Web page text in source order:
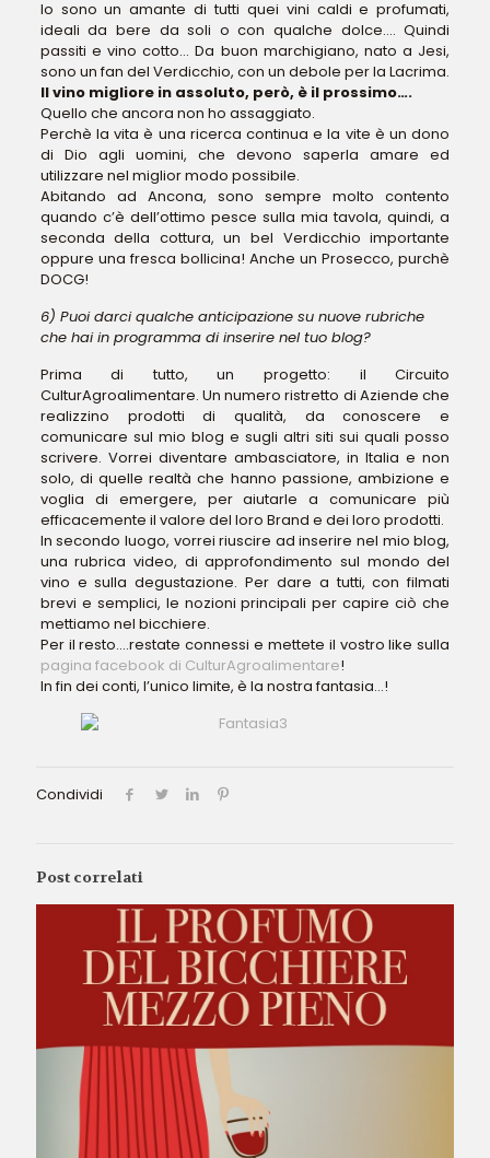
Io sono un amante di tutti quei vini caldi e profumati,
ideali da bere da soli o con qualche dolce…. Quindi
passiti e vino cotto… Da buon marchigiano, nato a Jesi,
sono un fan del Verdicchio, con un debole per la Lacrima.
Il vino migliore in assoluto, però, è il prossimo….
Quello che ancora non ho assaggiato.
Perchè la vita è una ricerca continua e la vite è un dono
di Dio agli uomini, che devono saperla amare ed
utilizzare nel miglior modo possibile.
Abitando ad Ancona, sono sempre molto contento
quando c’è dell’ottimo pesce sulla mia tavola, quindi, a
seconda della cottura, un bel Verdicchio importante
oppure una fresca bollicina! Anche un Prosecco, purchè
DOCG!
6) Puoi darci qualche anticipazione su nuove rubriche
che hai in programma di inserire nel tuo blog?
Prima di tutto, un progetto: il Circuito
CulturAgroalimentare. Un numero ristretto di Aziende che
realizzino prodotti di qualità, da conoscere e
comunicare sul mio blog e sugli altri siti sui quali posso
scrivere. Vorrei diventare ambasciatore, in Italia e non
solo, di quelle realtà che hanno passione, ambizione e
voglia di emergere, per aiutarle a comunicare più
efficacemente il valore del loro Brand e dei loro prodotti.
In secondo luogo, vorrei riuscire ad inserire nel mio blog,
una rubrica video, di approfondimento sul mondo del
vino e sulla degustazione. Per dare a tutti, con filmati
brevi e semplici, le nozioni principali per capire ciò che
mettiamo nel bicchiere.
Per il resto….restate connessi e mettete il vostro like sulla
pagina facebook di CulturAgroalimentare!
In fin dei conti, l’unico limite, è la nostra fantasia…!
Condividi
Post correlati